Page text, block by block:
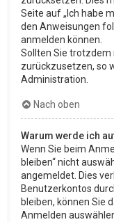
Seite auf „Ich habe
den Anweisungen
anmelden können.
Sollten Sie trotzdem
zurückzusetzen, so
Administration.
Nach oben
Warum werde ich
Wenn Sie beim
bleiben“ nicht
angemeldet. Dies
Benutzerkontos
bleiben, können Sie
Anmelden